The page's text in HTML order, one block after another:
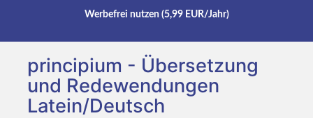
Werbefrei nutzen (5,99 EUR/Jahr)
principium - Übersetzung
und Redewendungen
Latein/Deutsch